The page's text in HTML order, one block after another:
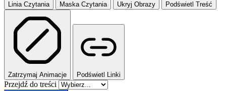
Linia Czytania Maska Czytania Ukryj Obrazy Podświetl Treść
Zatrzymaj Animacje Podświetl Linki
Przejdź do treści